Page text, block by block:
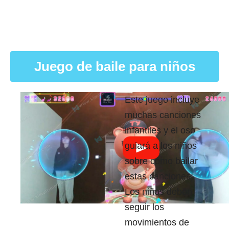
Juego de baile para niños
Este juego incluye
muchas canciones
infantiles y el oso
guiará a los niños
sobre cómo bailar
estas canciones;
Los niños deben
seguir los
movimientos de